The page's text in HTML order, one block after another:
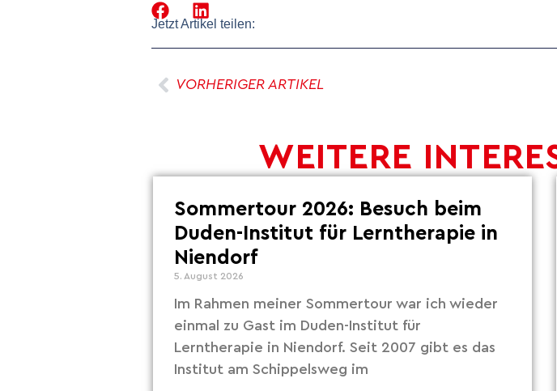
Jetzt Artikel teilen:
VORHERIGER ARTIKEL
WEITERE
Sommertour 2026: Besuch beim
Duden-Institut für Lerntherapie in
Niendorf
5. August 2026
Im Rahmen meiner Sommertour war ich wieder
einmal zu Gast im Duden-Institut für
Lerntherapie in Niendorf. Seit 2007 gibt es das
Institut am Schippelsweg im